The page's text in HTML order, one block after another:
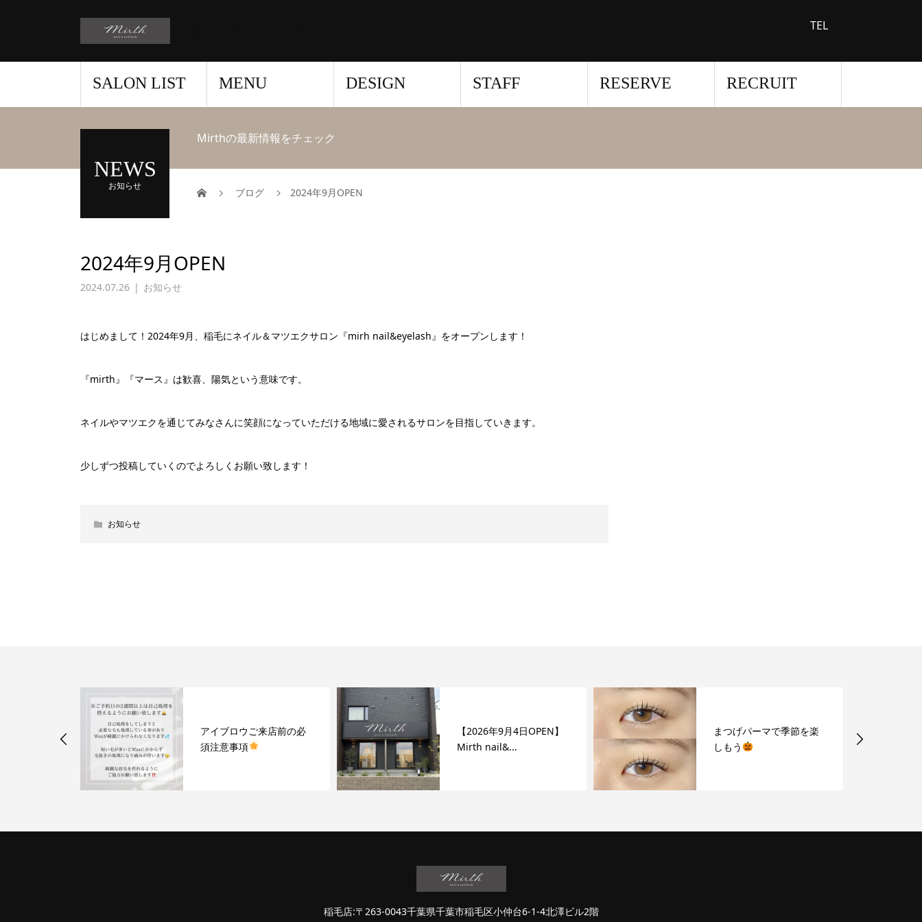
TEL
SALON LIST MENU DESIGN STAFF RESERVE RECRUIT
NEWS
お知らせ
Mirthの最新情報をチェック
ブログ 2024年9月OPEN
2024年9月OPEN
2024.07.26 お知らせ
はじめまして！2024年9月、稲毛にネイル＆マツエクサロン『mirh nail&eyelash』をオープンします！
『mirth』『マース』は歓喜、陽気という意味です。
ネイルやマツエクを通じてみなさんに笑顔になっていただける地域に愛されるサロンを目指していきます。
少しずつ投稿していくのでよろしくお願い致します！
お知らせ
アイブロウご来店前の必
須注意事項
【2026年9月4日OPEN】
Mirth nail&...
まつげパーマで季節を楽
しもう
稲毛店:〒263-0043千葉県千葉市稲毛区小仲台6-1-4北澤ビル2階